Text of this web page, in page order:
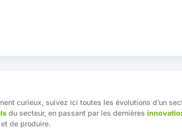
curieux, suivez ici toutes les évolutions d’un
du secteur, en passant par les dernières
de produire.